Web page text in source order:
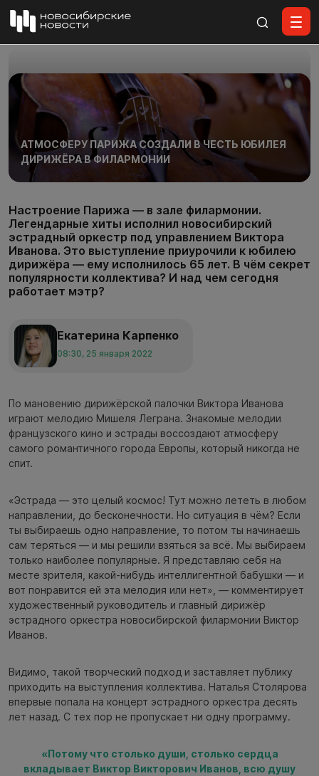
АТМОСФЕРУ ПАРИЖА СОЗДАЛИ В ЧЕСТЬ ЮБИЛЕЯ
ДИРИЖЁРА В ФИЛАРМОНИИ
Настроение Парижа — в зале филармонии.
Легендарные хиты исполнил новосибирский
эстрадный оркестр под управлением Виктора
Иванова. Это выступление приурочили к юбилею
дирижёра — ему исполнилось 65 лет. В чём секрет
популярности коллектива? И над чем сегодня
работает мэтр?
Екатерина Карпенко
08:30, 25 января 2022
По мановению дирижёрской палочки Виктора Иванова
играют мелодию Мишеля Леграна. Знакомые мелодии
французского кино и эстрады воссоздают атмосферу
самого романтичного города Европы, который никогда не
спит.
«Эстрада — это целый космос! Тут можно лететь в любом
направлении, до бесконечности. Но ситуация в чём? Если
ты выбираешь одно направление, то потом ты начинаешь
сам теряться — и мы решили взяться за всё. Мы выбираем
только наиболее популярные. Я представляю себя на
месте зрителя, какой-нибудь интеллигентной бабушки — и
вот понравится ей эта мелодия или нет», — комментирует
художественный руководитель и главный дирижёр
эстрадного оркестра новосибирской филармонии Виктор
Иванов.
Видимо, такой творческий подход и заставляет публику
приходить на выступления коллектива. Наталья Столярова
впервые попала на концерт эстрадного оркестра десять
лет назад. С тех пор не пропускает ни одну программу.
«Потому что столько души, столько сердца
вкладывает Виктор Викторович Иванов, всю душу